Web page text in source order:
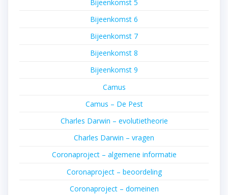
Bijeenkomst 5
Bijeenkomst 6
Bijeenkomst 7
Bijeenkomst 8
Bijeenkomst 9
Camus
Camus – De Pest
Charles Darwin – evolutietheorie
Charles Darwin – vragen
Coronaproject – algemene informatie
Coronaproject – beoordeling
Coronaproject – domeinen